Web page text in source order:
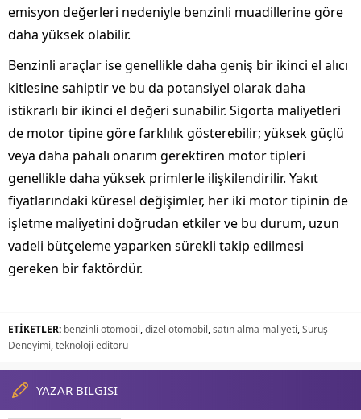
emisyon değerleri nedeniyle benzinli muadillerine göre
daha yüksek olabilir.
Benzinli araçlar ise genellikle daha geniş bir ikinci el alıcı
kitlesine sahiptir ve bu da potansiyel olarak daha
istikrarlı bir ikinci el değeri sunabilir. Sigorta maliyetleri
de motor tipine göre farklılık gösterebilir; yüksek güçlü
veya daha pahalı onarım gerektiren motor tipleri
genellikle daha yüksek primlerle ilişkilendirilir. Yakıt
fiyatlarındaki küresel değişimler, her iki motor tipinin de
işletme maliyetini doğrudan etkiler ve bu durum, uzun
vadeli bütçeleme yaparken sürekli takip edilmesi
gereken bir faktördür.
ETİKETLER: benzinli otomobil,dizel otomobil,satın alma maliyeti,Sürüş
Deneyimi,teknoloji editörü
YAZAR BİLGİSİ